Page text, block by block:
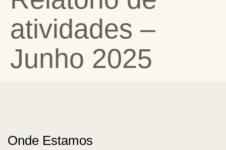
atividades –
Junho 2025
Onde Estamos